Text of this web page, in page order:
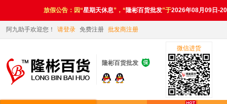
放假公告：因“星期天休息”，“隆彬百货批发”于2026年08月09日-
阿九助手欢迎您！ 请登录 免费注册 批发商注册
隆彬百货批发 
微信进货